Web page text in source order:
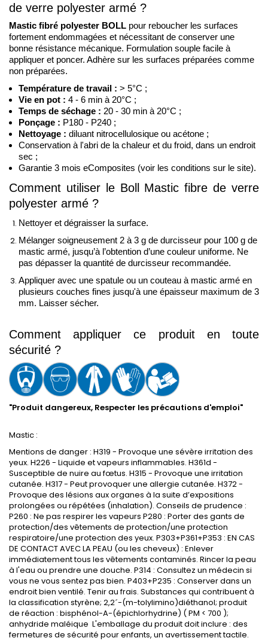
de verre polyester armé ?
Mastic fibré polyester BOLL pour reboucher les surfaces
fortement endommagées et nécessitant de conserver une
bonne résistance mécanique. Formulation souple facile à
appliquer et poncer. Adhère sur les surfaces préparées comme
non préparées.
Température de travail : > 5°C ;
Vie en pot : 4 - 6 min à 20°C ;
Temps de séchage : 20 - 30 min à 20°C ;
Ponçage : P180 - P240 ;
Nettoyage : diluant nitrocellulosique ou acétone ;
Conservation à l'abri de la chaleur et du froid, dans un endroit
sec ;
Garantie 3 mois eComposites (voir les conditions sur le site).
Comment utiliser le Boll Mastic fibre de verre
polyester armé ?
Nettoyer et dégraisser la surface.
Mélanger soigneusement 2 à 3 g de durcisseur pour 100 g de
mastic armé, jusqu’à l’obtention d’une couleur uniforme. Ne
pas dépasser la quantité de durcisseur recommandée.
Appliquer avec une spatule ou un couteau à mastic armé en
plusieurs couches fines jusqu'à une épaisseur maximum de 3
mm. Laisser sécher.
Comment appliquer ce produit en toute
sécurité ?
"Produit dangereux, Respecter les précautions d'emploi"
Mastic :
Mentions de danger : H319 - Provoque une sévère irritation des
yeux. H226 - Liquide et vapeurs inflammables. H361d -
Susceptible de nuire au fœtus. H315 - Provoque une irritation
cutanée. H317 - Peut provoquer une allergie cutanée. H372 -
Provoque des lésions aux organes à la suite d’expositions
prolongées ou répétées (inhalation). Conseils de prudence :
P260 : Ne pas respirer les vapeurs P280 : Porter des gants de
protection/des vêtements de protection/une protection
respiratoire/une protection des yeux. P303+P361+P353 : EN CAS
DE CONTACT AVEC LA PEAU (ou les cheveux) : Enlever
immédiatement tous les vêtements contaminés. Rincer la peau
à l'eau ou prendre une douche. P314 : Consultez un médecin si
vous ne vous sentez pas bien. P403+P235 : Conserver dans un
endroit bien ventilé. Tenir au frais. Substances qui contribuent à
la classification styrène; 2,2´-(m-tolylimino)diéthanol; produit
de réaction : bisphénol-A-(épichlorhydrine) ( PM < 700 );
anhydride maléique L'emballage du produit doit inclure : des
fermetures de sécurité pour enfants, un avertissement tactile.